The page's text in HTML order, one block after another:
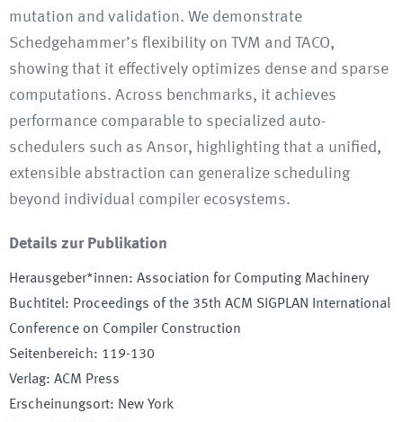
mutation and validation. We demonstrate
Schedgehammer’s flexibility on TVM and TACO,
showing that it effectively optimizes dense and sparse
computations. Across benchmarks, it achieves
performance comparable to specialized auto-
schedulers such as Ansor, highlighting that a unified,
extensible abstraction can generalize scheduling
beyond individual compiler ecosystems.
Details zur Publikation
Herausgeber*innen: Association for Computing Machinery
Buchtitel: Proceedings of the 35th ACM SIGPLAN International
Conference on Compiler Construction
Seitenbereich: 119-130
Verlag: ACM Press
Erscheinungsort: New York